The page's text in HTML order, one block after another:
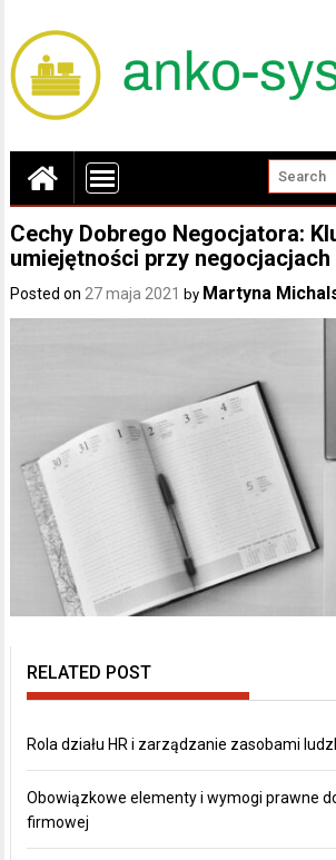
Cechy Dobrego Negocjatora:
umiejętności przy negocjacjach
Posted on 27 maja 2021 by Martyna
RELATED POST
Rola działu HR i zarządzanie zasobami
Obowiązkowe elementy i wymogi prawne
firmowej